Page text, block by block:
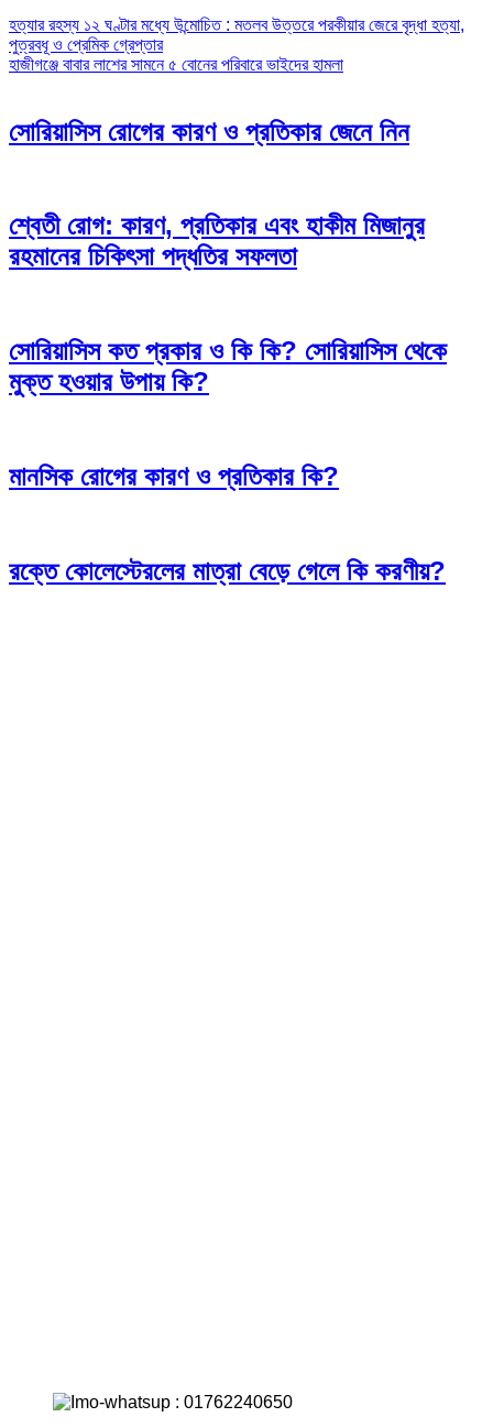
Post
navigation
হত্যার রহস্য ১২ ঘণ্টার মধ্যে উন্মোচিত : মতলব উত্তরে পরকীয়ার জেরে বৃদ্ধা হত্যা,
পুত্রবধূ ও প্রেমিক গ্রেপ্তার
হাজীগঞ্জে বাবার লাশের সামনে ৫ বোনের পরিবারে ভাইদের হামলা
সোরিয়াসিস রোগের কারণ ও প্রতিকার জেনে নিন
শ্বেতী রোগ: কারণ, প্রতিকার এবং হাকীম মিজানুর
রহমানের চিকিৎসা পদ্ধতির সফলতা
সোরিয়াসিস কত প্রকার ও কি কি? সোরিয়াসিস থেকে
মুক্ত হওয়ার উপায় কি?
মানসিক রোগের কারণ ও প্রতিকার কি?
রক্তে কোলেস্টেরলের মাত্রা বেড়ে গেলে কি করণীয়?